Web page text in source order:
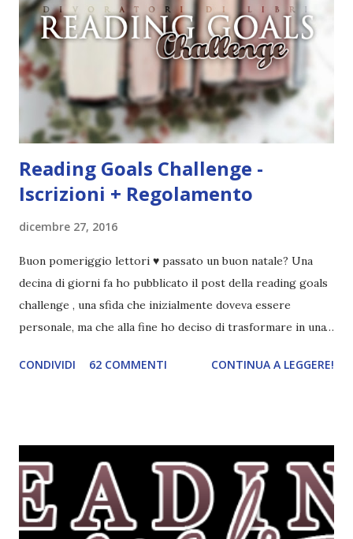
con facilità dalle cover. Ecco perché la mia lista di libri in
lingua da leggere è così lunga. Ah, e se la cover fa cagare di
solito tengo a snobbarlo . Ci sto lavorando su questo
problema. Non leggo sempre la trama o, meglio, lo faccio
solo in parte per godermi di più il lib...
Reading Goals Challenge -
Iscrizioni + Regolamento
dicembre 27, 2016
Buon pomeriggio lettori ♥ passato un buon natale? Una
decina di giorni fa ho pubblicato il post della reading goals
challenge , una sfida che inizialmente doveva essere
personale, ma che alla fine ho deciso di trasformare in una
persone interessate. E quindi eccomi qui con il post delle
challenge un po' particolare perché ogni libro letto può
ricoprire più di un obiettivo. Riportandovi l'esempio che ho
fatto nell'altro post, se leggo un libro horror sulle sirene
scritto dal mio autore preferito, tecnicamente ho già
CONDIVIDI 62 COMMENTI CONTINUA A LEGGERE!